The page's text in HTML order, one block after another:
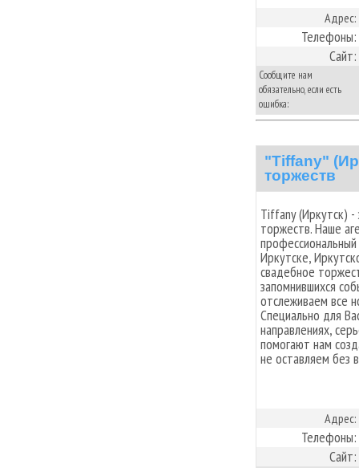
Адрес:
Телефоны:
Сайт:
Сообщите нам
обязательно, если есть
ошибка:
"Tiffany"
торжеств
Tiffany (Иркутск) -
торжеств. Наше
Иркутске,
свадебное
запомнившихся
отслеживаем все
Специально для
направлениях,
помогают нам
не оставляем без
Адрес:
Телефоны:
Сайт: